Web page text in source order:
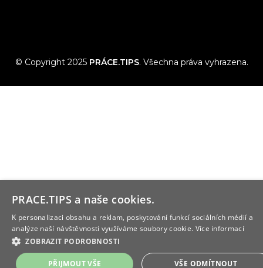
© Copyright 2025 PRÁCE.TIPS. Všechna práva vyhrazena.
PRACE.TIPS a naše cookies.
K personalizaci obsahu a reklam, poskytování funkcí sociálních médií a
analýze naší návštěvnosti využíváme soubory cookie. Více informací
ZOBRAZIT PODROBNOSTI
PŘIJMOUT VŠE VŠE ODMÍTNOUT